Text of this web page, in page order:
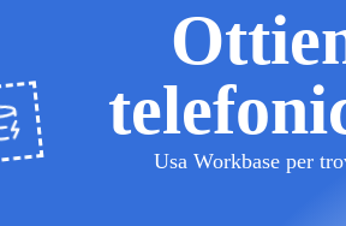
Usa Workbase per